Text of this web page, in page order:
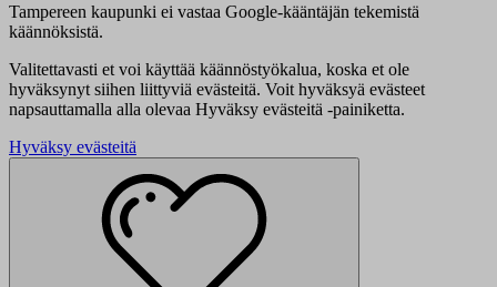
Tampereen kaupunki ei vastaa Google-kääntäjän tekemistä
käännöksistä.
Valitettavasti et voi käyttää käännöstyökalua, koska et ole
hyväksynyt siihen liittyviä evästeitä. Voit hyväksyä evästeet
napsauttamalla alla olevaa Hyväksy evästeitä -painiketta.
Hyväksy evästeitä